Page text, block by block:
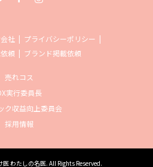
社
プライバシーポリシー
頼
ブランド掲載依頼
売れコス
実行委員長
ク収益向上委員会
採用情報
医 わたしの名医. All Rights Reserved.